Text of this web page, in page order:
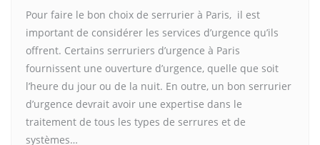
Pour faire le bon choix de serrurier à Paris, il est
important de considérer les services d’urgence qu’ils
offrent. Certains serruriers d’urgence à Paris
fournissent une ouverture d’urgence, quelle que soit
l’heure du jour ou de la nuit. En outre, un bon serrurier
d’urgence devrait avoir une expertise dans le
traitement de tous les types de serrures et de
systèmes…